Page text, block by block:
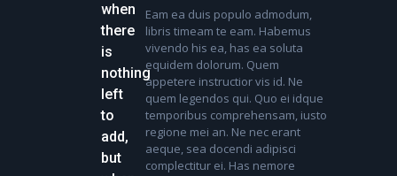
when
there
is
nothing
left
to
add,
but
Eam ea duis populo admodum,
libris timeam te eam. Habemus
vivendo his ea, has ea soluta
equidem dolorum. Quem
appetere instructior vis id. Ne
quem legendos qui. Quo ei idque
temporibus comprehensam, iusto
regione mei an. Ne nec erant
aeque, sea docendi adipisci
complectitur ei. Has nemore